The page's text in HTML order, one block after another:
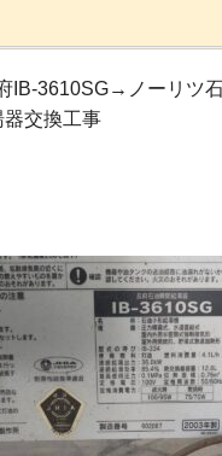
IB-3610SG→ノーリツ
交換工事